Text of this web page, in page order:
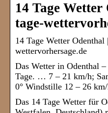
14 Tage
tage-
14 Tage Wetter Odenthal
wettervorhersage.de
Das Wetter in Odenthal
Tage. … 7 – 21 km/h;
0° Windstille 12 – 26
Das 14 Tage Wetter für